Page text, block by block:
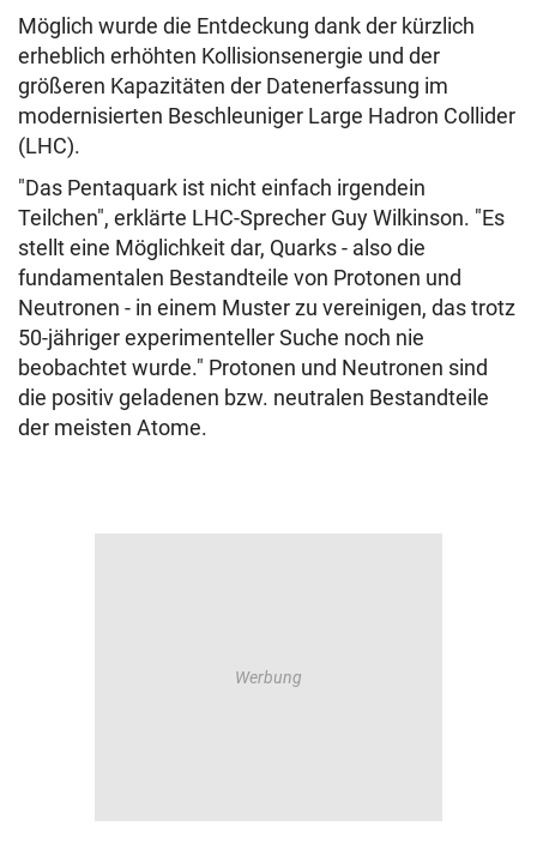
Möglich wurde die Entdeckung dank der kürzlich
erheblich erhöhten Kollisionsenergie und der
größeren Kapazitäten der Datenerfassung im
modernisierten Beschleuniger Large Hadron Collider
(LHC).
"Das Pentaquark ist nicht einfach irgendein
Teilchen", erklärte LHC-Sprecher Guy Wilkinson. "Es
stellt eine Möglichkeit dar, Quarks - also die
fundamentalen Bestandteile von Protonen und
Neutronen - in einem Muster zu vereinigen, das trotz
50-jähriger experimenteller Suche noch nie
beobachtet wurde." Protonen und Neutronen sind
die positiv geladenen bzw. neutralen Bestandteile
der meisten Atome.